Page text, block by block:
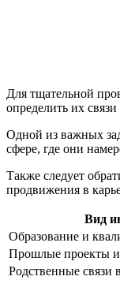
Для тщательной
определить их
Одной из важных
сфере, где они
Также следует
продвижения в
Вид
Образование и
Прошлые проекты
Родственные связи